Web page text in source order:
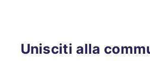
Unisciti alla